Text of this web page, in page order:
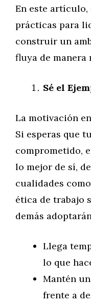
En este
prácticas para
construir un
fluya de manera
Sé el
La motivación
Si esperas que
comprometido,
lo mejor de sí,
cualidades
ética de trabajo
demás
Llega
lo que
Mantén
frente a